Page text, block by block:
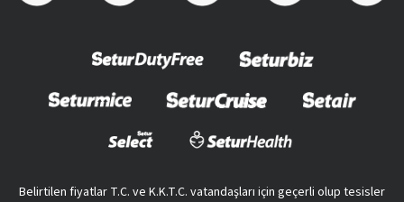
Belirtilen fiyatlar T.C. ve K.K.T.C. vatandaşları için geçerli olup tesisler